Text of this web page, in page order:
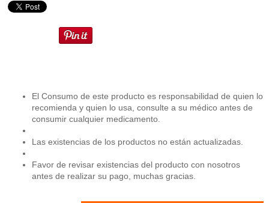
El Consumo de este producto es responsabilidad de quien lo
recomienda y quien lo usa, consulte a su médico antes de
consumir cualquier medicamento.
Las existencias de los productos no están actualizadas.
Favor de revisar existencias del producto con nosotros
antes de realizar su pago, muchas gracias.